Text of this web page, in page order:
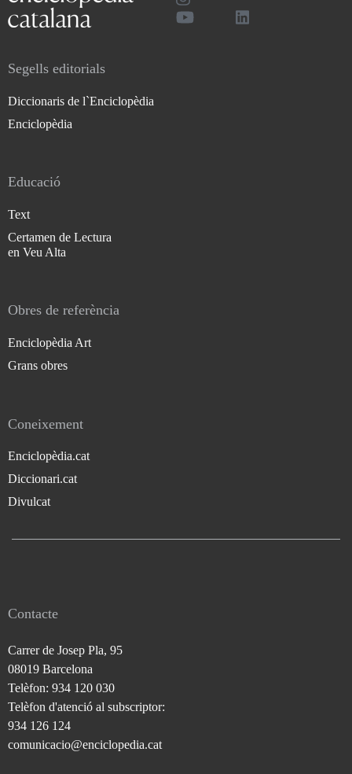
Segells editorials
Diccionaris de l`Enciclopèdia
Enciclopèdia
Educació
Text
Certamen de Lectura
en Veu Alta
Obres de referència
Enciclopèdia Art
Grans obres
Coneixement
Enciclopèdia.cat
Diccionari.cat
Divulcat
Contacte
Carrer de Josep Pla, 95
08019 Barcelona
Telèfon: 934 120 030
Telèfon d'atenció al subscriptor:
934 126 124
comunicacio@enciclopedia.cat